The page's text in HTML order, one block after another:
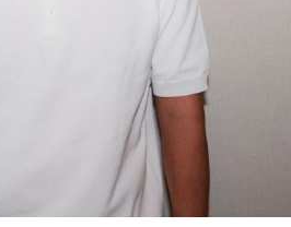
ものを購入したと言う。さて何を
radikoタイムフリーで！